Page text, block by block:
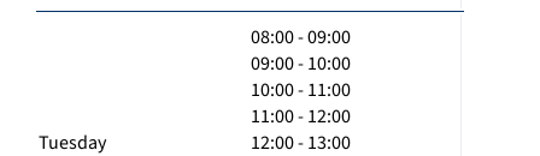
Tuesday
08:00 - 09:00
09:00 - 10:00
10:00 - 11:00
11:00 - 12:00
12:00 - 13:00